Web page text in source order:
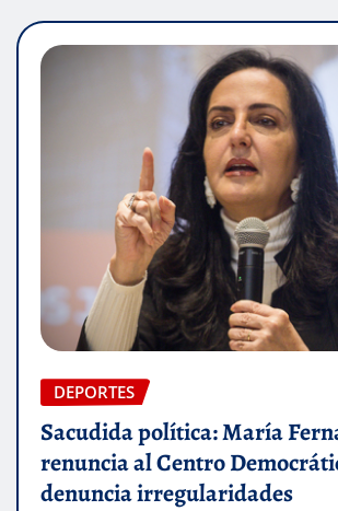
DEPORTES
Sacudida política: María
renuncia al Centro
denuncia irregularidades